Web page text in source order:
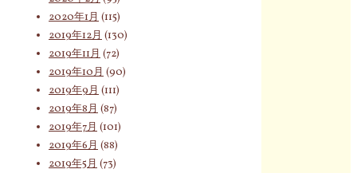
2020年1月 (115)
2019年12月 (130)
2019年11月 (72)
2019年10月 (90)
2019年9月 (111)
2019年8月 (87)
2019年7月 (101)
2019年6月 (88)
2019年5月 (73)